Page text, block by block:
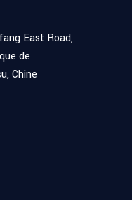
East Road,
de
Chine